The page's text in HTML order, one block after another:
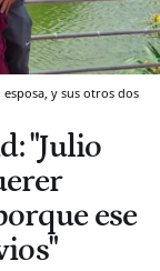
y sus otros dos
"Julio
ese